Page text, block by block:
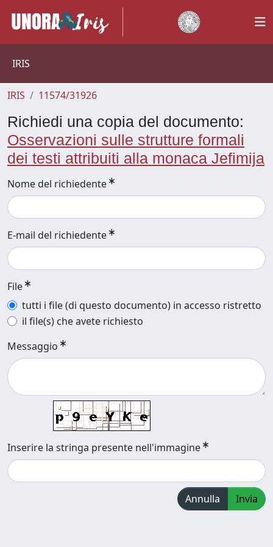
IRIS
IRIS 11574/31926
Richiedi una copia del documento:
Osservazioni sulle strutture formali
dei testi attribuiti alla monaca Jefimija
Nome del richiedente
E-mail del richiedente
File
tutti i file (di questo documento) in accesso ristretto
il file(s) che avete richiesto
Messaggio
Inserire la stringa presente nell'immagine
Annulla Invia